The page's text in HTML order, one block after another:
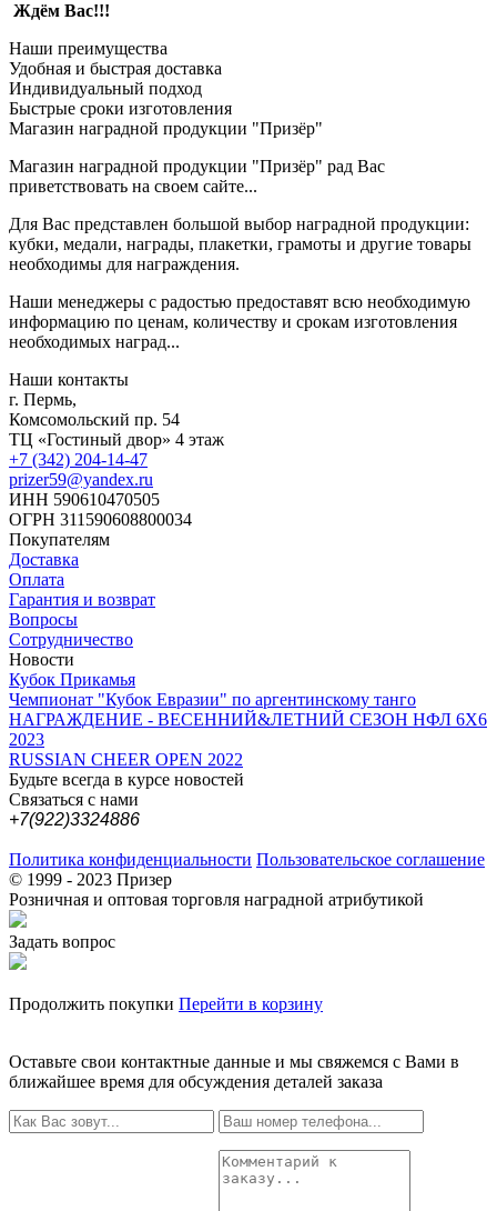
Ждём Вас!!!
Наши преимущества
Удобная и быстрая доставка
Индивидуальный подход
Быстрые сроки изготовления
Магазин наградной продукции "Призёр"
Магазин наградной продукции "Призёр" рад Вас
приветствовать на своем сайте...
Для Вас представлен большой выбор наградной продукции:
кубки, медали, награды, плакетки, грамоты и другие товары
необходимы для награждения.
Наши менеджеры с радостью предоставят всю необходимую
информацию по ценам, количеству и срокам изготовления
необходимых наград...
Наши контакты
г. Пермь,
Комсомольский пр. 54
ТЦ «Гостиный двор» 4 этаж
+7 (342) 204-14-47
prizer59@yandex.ru
ИНН 590610470505
ОГРН 311590608800034
Покупателям
Доставка
Оплата
Гарантия и возврат
Вопросы
Сотрудничество
Новости
Кубок Прикамья
Чемпионат "Кубок Евразии" по аргентинскому танго
НАГРАЖДЕНИЕ - ВЕСЕННИЙ&ЛЕТНИЙ СЕЗОН НФЛ 6Х6
2023
RUSSIAN CHEER OPEN 2022
Будьте всегда в курсе новостей
Связаться с нами
+7(922)3324886
Политика конфиденциальности Пользовательское соглашение
© 1999 - 2023 Призер
Розничная и оптовая торговля наградной атрибутикой
Задать вопрос
Продолжить покупки Перейти в корзину
Оставьте свои контактные данные и мы свяжемся с Вами в
ближайшее время для обсуждения деталей заказа